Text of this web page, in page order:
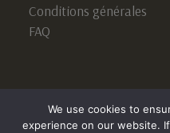
Conditions générales
FAQ
We use cookies to
experience on our website.